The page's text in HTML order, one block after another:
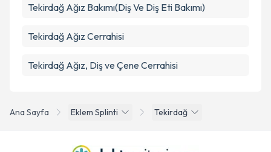
Ana Sayfa Eklem Splinti Tekirdağ
Tekirdağ Ağız Bakımı(Diş Ve Diş Eti Bakımı)
Tekirdağ Ağız Cerrahisi
Tekirdağ Ağız, Diş ve Çene Cerrahisi